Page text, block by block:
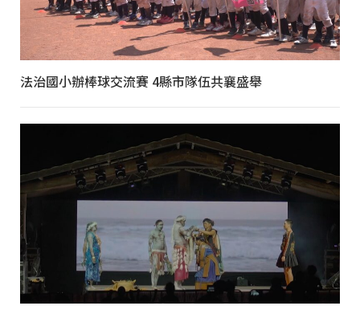
法治國小辦棒球交流賽 4縣市隊伍共襄盛舉